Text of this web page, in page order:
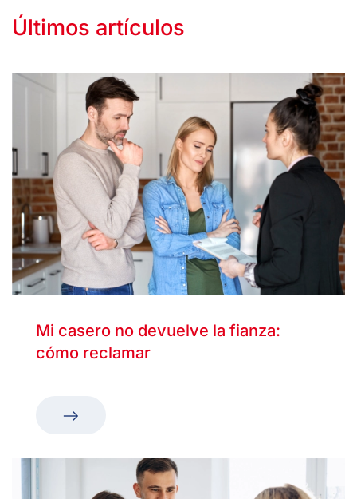
Últimos artículos
Mi casero no devuelve la fianza:
cómo reclamar